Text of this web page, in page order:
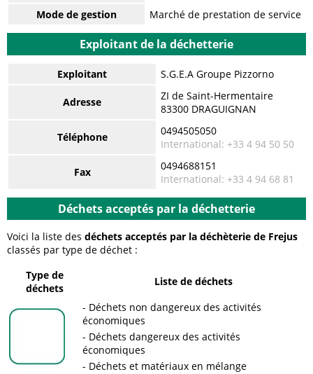
Mode de gestion
Marché de prestation de service
Exploitant de la déchetterie
Exploitant S.G.E.A Groupe Pizzorno
Adresse
ZI de Saint-Hermentaire
83300 DRAGUIGNAN
Téléphone
0494505050
International: +33 4 94 50 50
Fax
0494688151
International: +33 4 94 68 81
Déchets acceptés par la déchetterie
Voici la liste des déchets acceptés par la déchèterie de Frejus
classés par type de déchet :
Type de
déchets
Liste de déchets
Déchets non dangereux des activités
économiques
Déchets dangereux des activités
économiques
Déchets et matériaux en mélange